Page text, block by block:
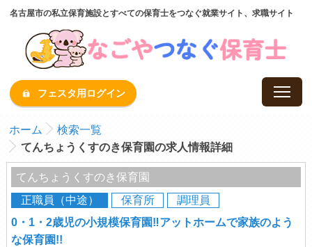
名古屋市の私立保育施設とすべての保育士をつなぐ就業サイト、求職サイト
フェスタ用ログイン
ホーム
検索一覧
てんちょうくすのき保育園の求人情報詳細
てんちょうくすのき保育園
正職員（中途）
保育所
調理員
0・1・2歳児の小規模保育園‼アットホームで家族のよう
な保育園!!